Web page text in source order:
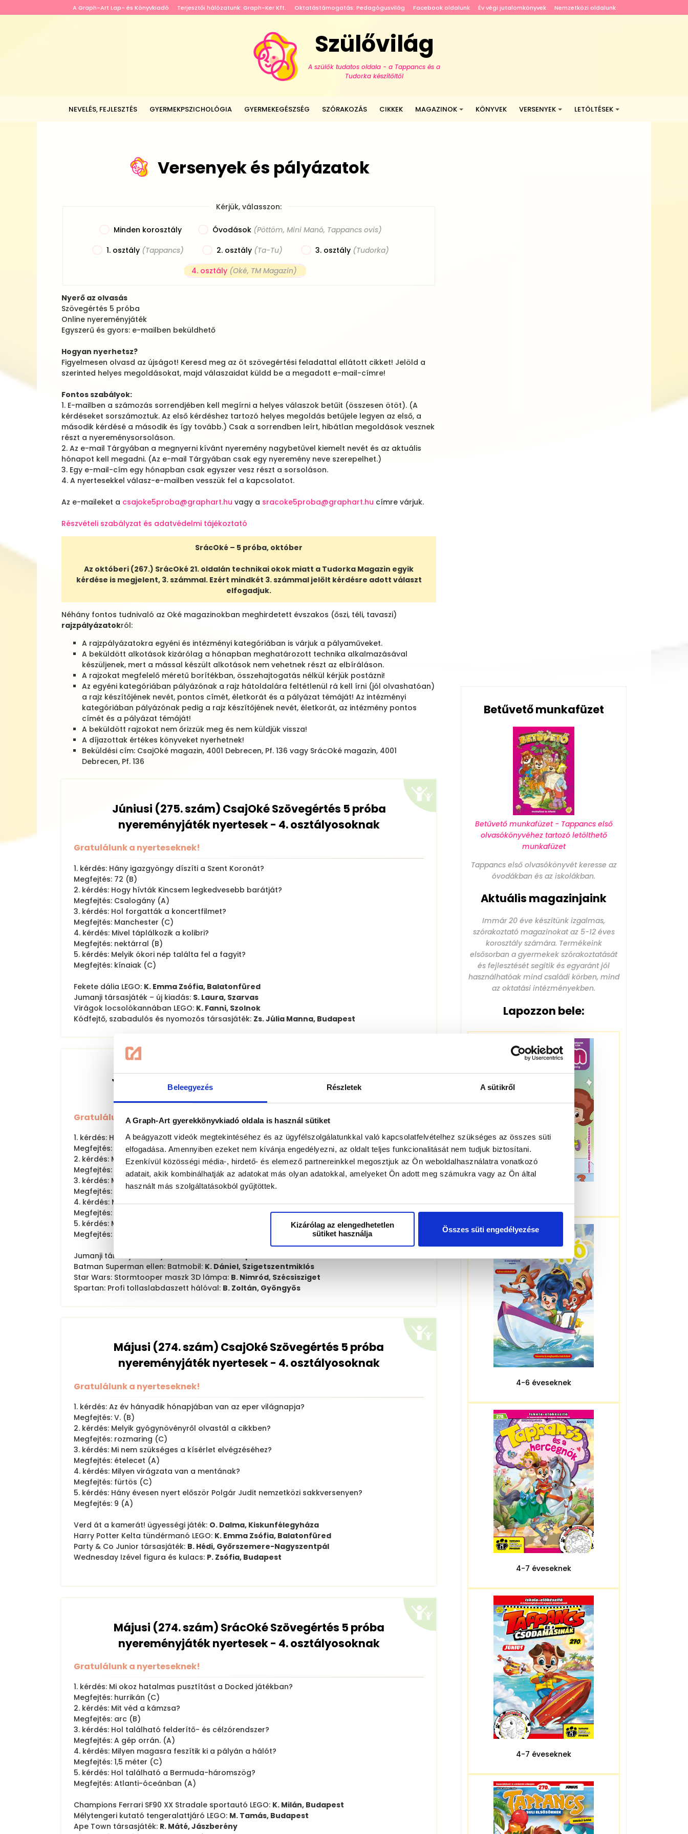
Beleegyezés Részletek A sütikről
A Graph-Art gyerekkönyvkiadó oldala is használ sütiket
A beágyazott videók megtekintéséhez és az ügyfélszolgálatunkkal való kapcsolatfelvételhez szükséges az összes süti
elfogadása. Amennyiben ezeket nem kívánja engedélyezni, az oldalt teljes funkcionalitását nem tudjuk biztosítani.
Ezenkívül közösségi média-, hirdető- és elemező partnereinkkel megosztjuk az Ön weboldalhasználatra vonatkozó
adatait, akik kombinálhatják az adatokat más olyan adatokkal, amelyeket Ön adott meg számukra vagy az Ön által
használt más szolgáltatásokból gyűjtöttek.
Kizárólag az elengedhetetlen
sütiket használja
Összes süti engedélyezése
A Graph-Art Lap- és Könyvkiadó Terjesztői hálózatunk: Graph-Ker Kft. Oktatástámogatás: Pedagógusvilág Facebook oldalunk Év végi jutalomkönyvek Nemzetközi oldalunk
Szülővilág
A szülők tudatos oldala - a Tappancs és a
Tudorka készítőitől
NEVELÉS, FEJLESZTÉS GYERMEKPSZICHOLÓGIA GYERMEKEGÉSZSÉG SZÓRAKOZÁS CIKKEK MAGAZINOK KÖNYVEK VERSENYEK LETÖLTÉSEK
Versenyek és pályázatok
Kérjük, válasszon:
Minden korosztály Óvodások (Pöttöm, Mini Manó, Tappancs ovis)
1. osztály (Tappancs) 2. osztály (Ta-Tu) 3. osztály (Tudorka)
4. osztály (Oké, TM Magazin)
Nyerő az olvasás
Szövegértés 5 próba
Online nyereményjáték
Egyszerű és gyors: e-mailben beküldhető
Hogyan nyerhetsz?
Figyelmesen olvasd az újságot! Keresd meg az öt szövegértési feladattal ellátott cikket! Jelöld a
szerinted helyes megoldásokat, majd válaszaidat küldd be a megadott e-mail-címre!
Fontos szabályok:
1. E-mailben a számozás sorrendjében kell megírni a helyes válaszok betűit (összesen ötöt). (A
kérdéseket sorszámoztuk. Az első kérdéshez tartozó helyes megoldás betűjele legyen az első, a
második kérdésé a második és így tovább.) Csak a sorrendben leírt, hibátlan megoldások vesznek
részt a nyereménysorsoláson.
2. Az e-mail Tárgyában a megnyerni kívánt nyeremény nagybetűvel kiemelt nevét és az aktuális
hónapot kell megadni. (Az e-mail Tárgyában csak egy nyeremény neve szerepelhet.)
3. Egy e-mail-cím egy hónapban csak egyszer vesz részt a sorsoláson.
4. A nyertesekkel válasz-e-mailben vesszük fel a kapcsolatot.
Az e-maileket a csajoke5proba@graphart.hu vagy a sracoke5proba@graphart.hu címre várjuk.
Részvételi szabályzat és adatvédelmi tájékoztató
SrácOké – 5 próba, október
Az októberi (267.) SrácOké 21. oldalán technikai okok miatt a Tudorka Magazin egyik
kérdése is megjelent, 3. számmal. Ezért mindkét 3. számmal jelölt kérdésre adott választ
elfogadjuk.
Néhány fontos tudnivaló az Oké magazinokban meghirdetett évszakos (őszi, téli, tavaszi)
rajzpályázatokról:
A rajzpályázatokra egyéni és intézményi kategóriában is várjuk a pályaműveket.
A beküldött alkotások kizárólag a hónapban meghatározott technika alkalmazásával
készüljenek, mert a mással készült alkotások nem vehetnek részt az elbíráláson.
A rajzokat megfelelő méretű borítékban, összehajtogatás nélkül kérjük postázni!
Az egyéni kategóriában pályázónak a rajz hátoldalára feltétlenül rá kell írni (jól olvashatóan)
a rajz készítőjének nevét, pontos címét, életkorát és a pályázat témáját! Az intézményi
kategóriában pályázónak pedig a rajz készítőjének nevét, életkorát, az intézmény pontos
címét és a pályázat témáját!
A beküldött rajzokat nem őrizzük meg és nem küldjük vissza!
A díjazottak értékes könyveket nyerhetnek!
Beküldési cím: CsajOké magazin, 4001 Debrecen, Pf. 136 vagy SrácOké magazin, 4001
Debrecen, Pf. 136
Júniusi (275. szám) CsajOké Szövegértés 5 próba
nyereményjáték nyertesek - 4. osztályosoknak
Gratulálunk a nyerteseknek!
1. kérdés: Hány igazgyöngy díszíti a Szent Koronát?
Megfejtés: 72 (B)
2. kérdés: Hogy hívták Kincsem legkedvesebb barátját?
Megfejtés: Csalogány (A)
3. kérdés: Hol forgatták a koncertfilmet?
Megfejtés: Manchester (C)
4. kérdés: Mivel táplálkozik a kolibri?
Megfejtés: nektárral (B)
5. kérdés: Melyik ókori nép találta fel a fagyit?
Megfejtés: kínaiak (C)
Fekete dália LEGO: K. Emma Zsófia, Balatonfüred
Jumanji társasjáték – új kiadás: S. Laura, Szarvas
Virágok locsolókannában LEGO: K. Fanni, Szolnok
Kódfejtő, szabadulós és nyomozós társasjáték: Zs. Júlia Manna, Budapest
Júniusi (275. szám) SrácOké Szövegértés 5 próba
nyereményjáték nyertesek - 4. osztályosoknak
Gratulálunk a nyerteseknek!
1. kérdés: Hány évvel ezelőtt jelent meg a Harry Potter és a bölcsek köve című könyv??
Megfejtés: 29 (B)
2. kérdés: Melyik ország nyerte meg legtöbbször a világbajnoki címet?
Megfejtés: Brazília (C)
3. kérdés: Mi található a Nike Air Max cipő talpi részén?
Megfejtés: légpárna (C)
4. kérdés: Mi a cunami másik neve?
Megfejtés: szökőár (A)
5. kérdés: Mivel táplálkozik a kolibri?
Megfejtés: nektárral (B)
Jumanji társasjáték – új kiadás:
Batman Superman ellen: Batmobil: K. Dániel, Szigetszentmiklós
Star Wars: Stormtooper maszk 3D lámpa: B. Nimród, Szécsisziget
Spartan: Profi tollaslabdaszett hálóval: B. Zoltán, Gyöngyös
Májusi (274. szám) CsajOké Szövegértés 5 próba
nyereményjáték nyertesek - 4. osztályosoknak
Gratulálunk a nyerteseknek!
1. kérdés: Az év hányadik hónapjában van az eper világnapja?
Megfejtés: V. (B)
2. kérdés: Melyik gyógynövényről olvastál a cikkben?
Megfejtés: rozmaring (C)
3. kérdés: Mi nem szükséges a kísérlet elvégzéséhez?
Megfejtés: ételecet (A)
4. kérdés: Milyen virágzata van a mentának?
Megfejtés: fürtös (C)
5. kérdés: Hány évesen nyert először Polgár Judit nemzetközi sakkversenyen?
Megfejtés: 9 (A)
Verd át a kamerát! ügyességi játék: O. Dalma, Kiskunfélegyháza
Harry Potter Kelta tündérmanó LEGO: K. Emma Zsófia, Balatonfüred
Party & Co Junior társasjáték: B. Hédi, Győrszemere-Nagyszentpál
Wednesday Izével figura és kulacs: P. Zsófia, Budapest
Májusi (274. szám) SrácOké Szövegértés 5 próba
nyereményjáték nyertesek - 4. osztályosoknak
Gratulálunk a nyerteseknek!
1. kérdés: Mi okoz hatalmas pusztítást a Docked játékban?
Megfejtés: hurrikán (C)
2. kérdés: Mit véd a kámzsa?
Megfejtés: arc (B)
3. kérdés: Hol található felderítő- és célzórendszer?
Megfejtés: A gép orrán. (A)
4. kérdés: Milyen magasra feszítik ki a pályán a hálót?
Megfejtés: 1,5 méter (C)
5. kérdés: Hol található a Bermuda-háromszög?
Megfejtés: Atlanti-óceánban (A)
Champions Ferrari SF90 XX Stradale sportautó LEGO: K. Milán, Budapest
Mélytengeri kutató tengeralattjáró LEGO: M. Tamás, Budapest
Ape Town társasjáték: R. Máté, Jászberény
Betűvető munkafüzet
Betűvető munkafüzet - Tappancs első
olvasókönyvéhez tartozó letölthető
munkafüzet
Tappancs első olvasókönyvét keresse az
óvodákban és az iskolákban.
Aktuális magazinjaink
Immár 20 éve készítünk izgalmas,
szórakoztató magazinokat az 5-12 éves
korosztály számára. Termékeink
elsősorban a gyermekek szórakoztatását
és fejlesztését segítik és egyaránt jól
használhatóak mind családi körben, mind
az oktatási intézményekben.
Lapozzon bele:
4-6 éveseknek
4-7 éveseknek
4-7 éveseknek